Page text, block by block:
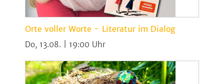
Orte voller Worte - Literatur im Dialog
Do, 13.08. | 19:00